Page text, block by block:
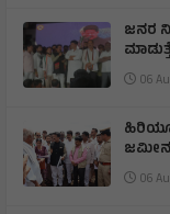
ಜನರ
06
06